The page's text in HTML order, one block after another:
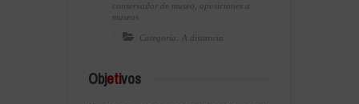
conservador de museo
oposiciones a
museos
Categoría: A distancia
Objetivos